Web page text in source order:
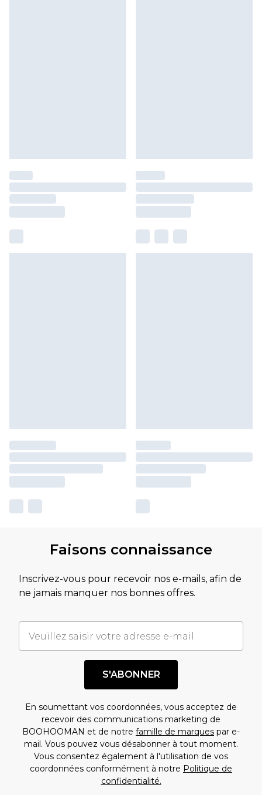
Faisons connaissance
Inscrivez-vous pour recevoir nos e-mails, afin de
ne jamais manquer nos bonnes offres.
S'ABONNER
En soumettant vos coordonnées, vous acceptez de
recevoir des communications marketing de
BOOHOOMAN et de notre famille de marques par e-
mail. Vous pouvez vous désabonner à tout moment.
Vous consentez également à l'utilisation de vos
coordonnées conformément à notre Politique de
confidentialité.